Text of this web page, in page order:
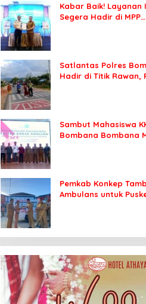
Kabar Baik! Layanan
Segera Hadir di MPP
Satlantas Polres
Hadir di Titik Rawan,
Sambut Mahasiswa
Bombana Bombana
Pemkab Konkep
Ambulans untuk